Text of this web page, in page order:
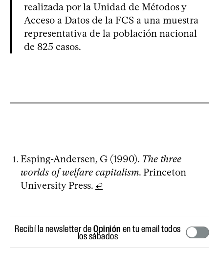
realizada por la Unidad de Métodos y
Acceso a Datos de la FCS a una muestra
representativa de la población nacional
de 825 casos.
Esping-Andersen, G (1990). The three
worlds of welfare capitalism. Princeton
University Press. ↩
Recibí la newsletter deOpinión en tu email todos
los sábados